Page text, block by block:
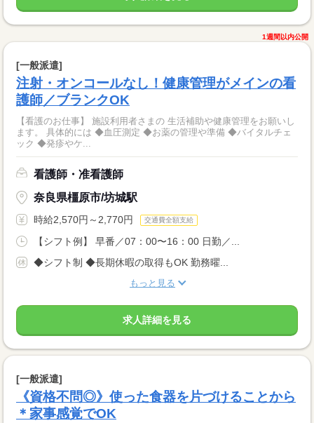
1週間以内公開
[一般派遣]
注射・オンコールなし！健康管理がメインの看
護師／ブランクOK
【看護のお仕事】 施設利用者さまの 生活補助や健康管理をお願いし
ます。 具体的には ◆血圧測定 ◆お薬の管理や準備 ◆バイタルチェ
ック ◆発疹やケ...
看護師・准看護師
奈良県橿原市/坊城駅
時給2,570円～2,770円 交通費全額支給
【シフト例】 早番／07：00〜16：00 日勤／...
◆シフト制 ◆長期休暇の取得もOK 勤務曜...
もっと見る
求人詳細を見る
[一般派遣]
《資格不問◎》使った食器を片づけることから
＊家事感覚でOK